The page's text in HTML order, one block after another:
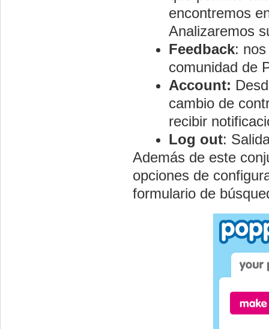
encontremos
Analizaremos
Feedback:
comunidad de
Account:
cambio de
recibir
Log out:
Además de este
opciones de
formulario de